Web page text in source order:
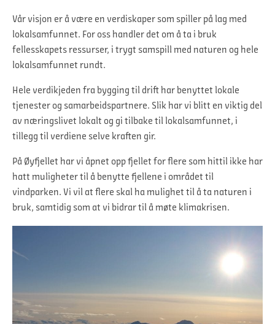
Vår visjon er å være en verdiskaper som spiller på lag med
lokalsamfunnet. For oss handler det om å ta i bruk
fellesskapets ressurser, i trygt samspill med naturen og hele
lokalsamfunnet rundt.
Hele verdikjeden fra bygging til drift har benyttet lokale
tjenester og samarbeidspartnere. Slik har vi blitt en viktig del
av næringslivet lokalt og gi tilbake til lokalsamfunnet, i
tillegg til verdiene selve kraften gir.
På Øyfjellet har vi åpnet opp fjellet for flere som hittil ikke har
hatt muligheter til å benytte fjellene i området til
vindparken. Vi vil at flere skal ha mulighet til å ta naturen i
bruk, samtidig som at vi bidrar til å møte klimakrisen.